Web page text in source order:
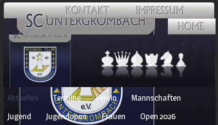
Navigation
überspringen
Aktuelles Termine Verein
Mannschaften
Jugend
Jugendopen Frauen
Open 2026